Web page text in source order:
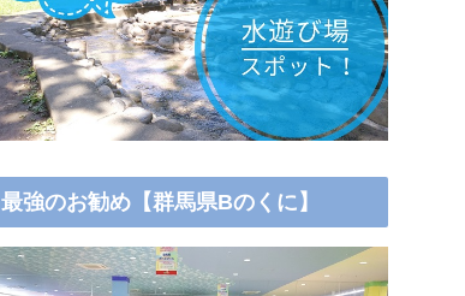
最強のお勧め【群馬県Bのくに】